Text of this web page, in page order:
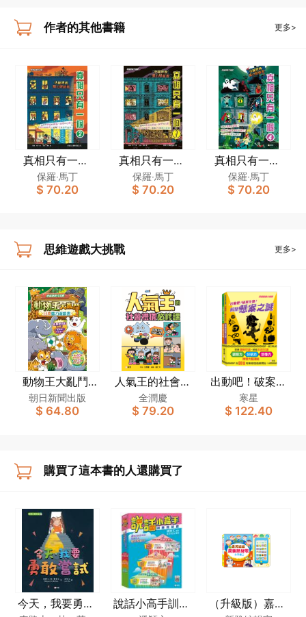
作者的其他書籍 更多>
真相只有一個
(2) [思維遊戲大
挑戰]
保羅‧馬丁
$ 70.20
真相只有一個
(1) [思維遊戲大
挑戰]
保羅‧馬丁
$ 70.20
真相只有一個
(4)[思維遊戲大
挑戰]
保羅‧馬丁
$ 70.20
思維遊戲大挑戰 更多>
動物王大亂鬥-
日本腦力遊戲書
[思維遊戲大挑
朝日新聞出版
$ 64.80
人氣王的社會禮
儀必修課：科學
拆解不當行為
全潤慶
$ 79.20
出動吧！破案先
鋒！套裝（一套
2冊）
寒星
$ 122.40
購買了這本書的人還購買了
今天，我要勇敢
說話小高手訓練
（升級版）嘉芙